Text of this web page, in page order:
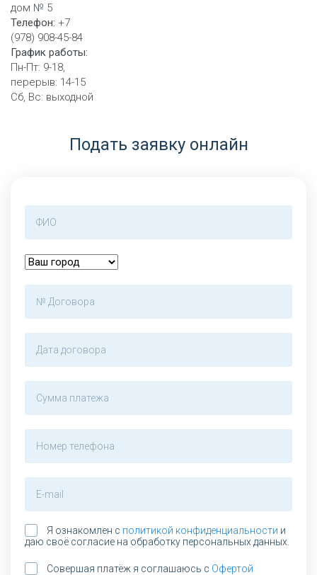
дом № 5
Телефон: +7
(978) 908-45-84
График работы:
Пн-Пт: 9-18,
перерыв: 14-15
Сб, Вс: выходной
Подать заявку онлайн
Я ознакомлен с политикой конфиденциальности и
даю своё согласие на обработку персональных данных.
Совершая платёж я соглашаюсь с Офертой